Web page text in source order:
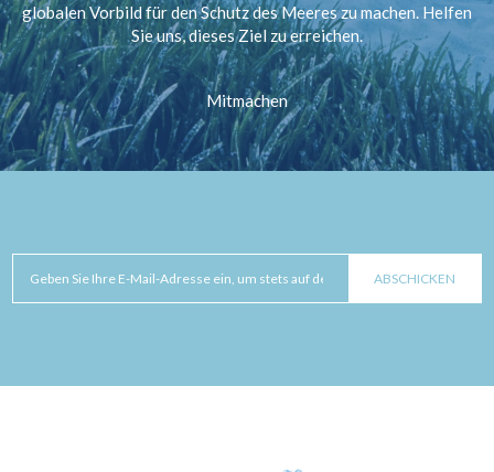
globalen Vorbild für den Schutz des Meeres zu machen. Helfen
Sie uns, dieses Ziel zu erreichen.
Mitmachen